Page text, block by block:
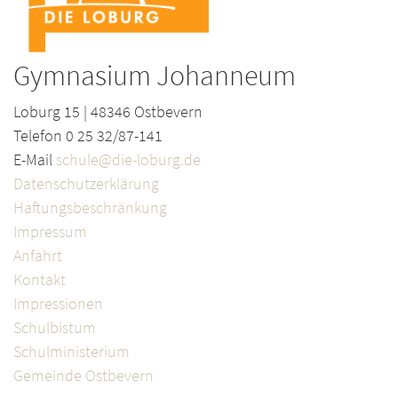
Gymnasium Johanneum
Loburg 15 | 48346 Ostbevern
Telefon 0 25 32/87-141
E-Mail schule@die-loburg.de
Datenschutzerklärung
Haftungsbeschränkung
Impressum
Anfahrt
Kontakt
Impressionen
Schulbistum
Schulministerium
Gemeinde Ostbevern